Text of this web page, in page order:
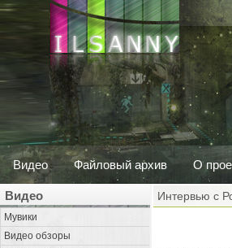
Видео Файловый архив О
Видео
Мувики
Видео обзоры
Интервью с